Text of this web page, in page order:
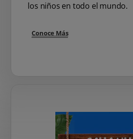
los niños en todo el mundo.
Conoce Más